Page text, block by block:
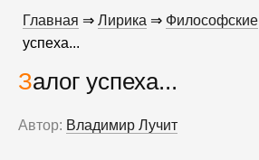
Главная ⇒ Лирика ⇒ Философские
успеха...
Залог успеха...
Автор: Владимир Лучит